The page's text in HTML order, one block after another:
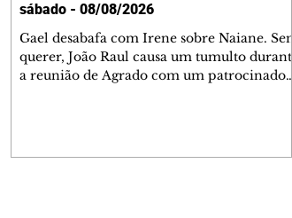
sábado - 08/08/2026
Gael desabafa com Irene sobre Naiane. Sem
querer, João Raul causa um tumulto durante
a reunião de Agrado com um patrocinador.